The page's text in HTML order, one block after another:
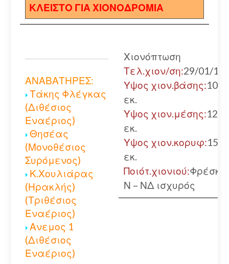
ΚΛΕΙΣΤΟ ΓΙΑ ΧΙΟΝΟΔΡΟΜΙΑ
ΑΝΑΒΑΤΗΡΕΣ:
Τάκης Φλέγκας
(Διθέσιος
Εναέριος)
Θησέας
(Μονοθέσιος
Συρόμενος)
Κ.Χουλιάρας
(Ηρακλής)
(Τριθέσιος
Εναέριος)
Ανεμος 1
(Διθέσιος
Εναέριος)
Χιονόπτωση
Τελ.χιον/ση:29/01/19
Υψος χιον.βάσης:100
εκ.
Υψος χιον.μέσης:120
εκ.
Υψος χιον.κορυφ:150
εκ.
Ποιότ.χιονιού:Φρέσκο
Ν – ΝΔ ισχυρός